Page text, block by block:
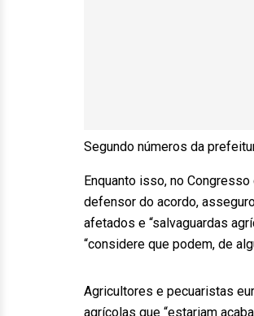
Segundo números da
Enquanto isso, no
defensor do acordo,
afetados e “salvaguardas
“considere que podem, de
Agricultores e pecuaristas
agrícolas que “estariam